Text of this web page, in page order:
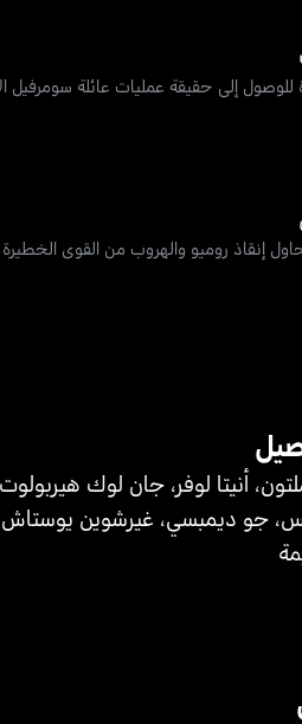
إلى حقيقة عمليات عائلة سومرفيل
إنقاذ روميو والهروب من القوى الخطيرة
، أنيتا لوفر، جان لوك هيربولوت
، جو ديمبسي، غيرشوين يوستاش